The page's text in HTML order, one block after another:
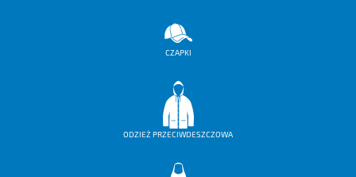
CZAPKI
ODZIEŻ PRZECIWDESZCZOWA